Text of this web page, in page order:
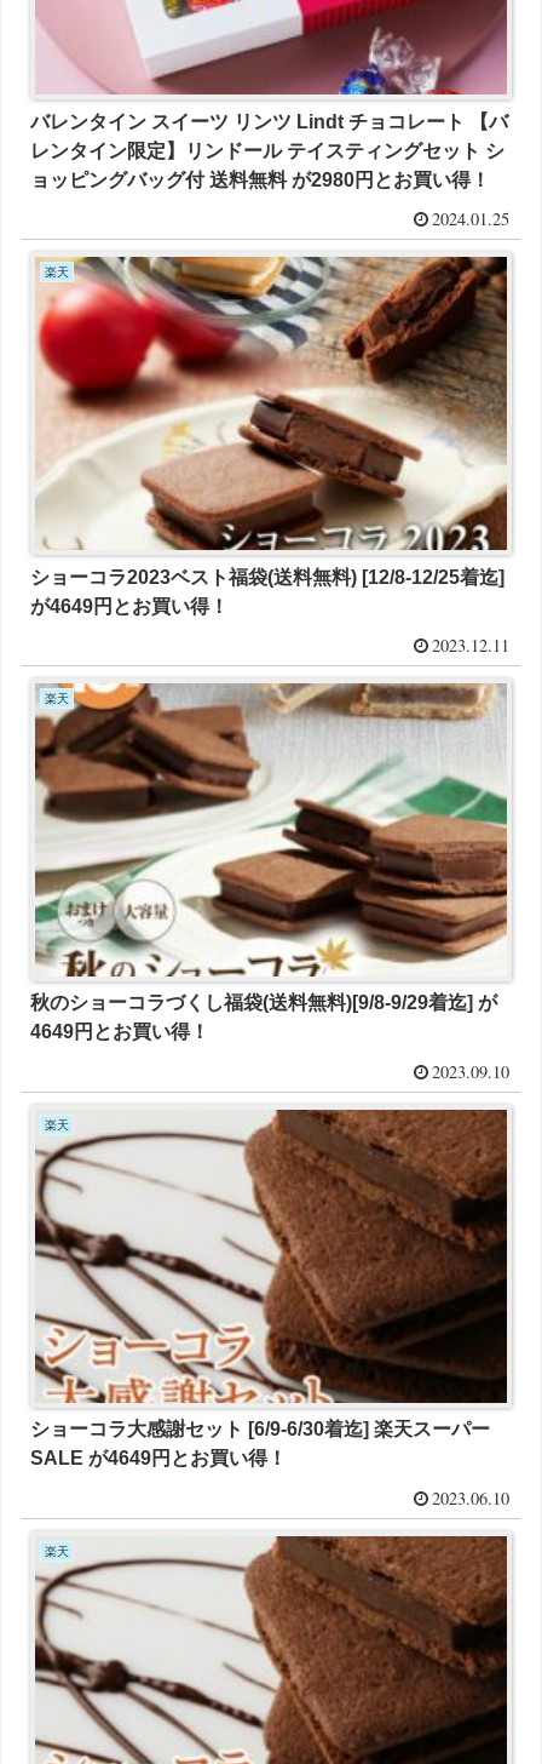
バレンタイン スイーツ リンツ Lindt チョコレート 【バ
レンタイン限定】リンドール テイスティングセット シ
ョッピングバッグ付 送料無料 が2980円とお買い得！
2024.01.25
楽天
ショーコラ2023ベスト福袋(送料無料) [12/8-12/25着迄]
が4649円とお買い得！
2023.12.11
楽天
秋のショーコラづくし福袋(送料無料)[9/8-9/29着迄] が
4649円とお買い得！
2023.09.10
楽天
ショーコラ大感謝セット [6/9-6/30着迄] 楽天スーパー
SALE が4649円とお買い得！
2023.06.10
楽天